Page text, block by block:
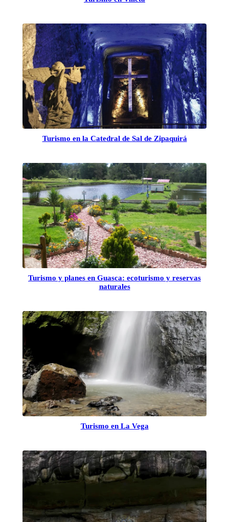
Turismo en la Catedral de Sal de Zipaquirá
Turismo y planes en Guasca: ecoturismo y reservas
naturales
Turismo en La Vega